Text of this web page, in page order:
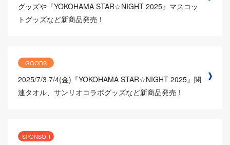
グッズや『YOKOHAMA STAR☆NIGHT 2025』マスコッ
トグッズなど新商品発売！
GOODS
2025/7/3 7/4(金)『YOKOHAMA STAR☆NIGHT 2025』関
連タオル、サンリオコラボグッズなど新商品発売！
SPONSOR